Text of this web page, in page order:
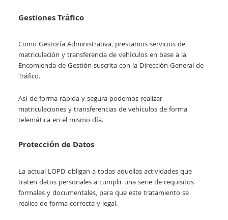
Gestiones Tráfico
Como Gestoría Administrativa, prestamos servicios de
matriculación y transferencia de vehículos en base a la
Encomienda de Gestión suscrita con la Dirección General de
Tráfico.
Así de forma rápida y segura podemos realizar
matriculaciones y transferencias de vehículos de forma
telemática en el mismo día.
Protección de Datos
La actual LOPD obligan a todas aquellas actividades que
traten datos personales a cumplir una serie de requisitos
formales y documentales, para que este tratamiento se
realice de forma correcta y legal.